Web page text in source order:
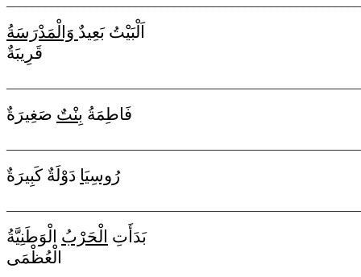
اَلْبَيْتُ بَعِيدٌ وََالْمَدْرَسَةُ
قَرِيبَةٌ
فَاطِمَةُ بِنْتٌ صَغِيرَةٌ
رُوسِيَا دَوْلَةٌ كَبِيرَةٌ
بَدَأَتِ الْحَرْبُ الْوَطَنِيَّةُ
الْعُظْمَى